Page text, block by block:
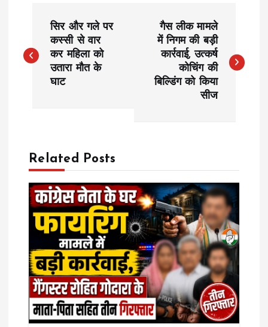
o
a
v
g
a
सिर और गले पर
कस्सी से वार
कर महिला को
उतारा मौत के
घाट
गैस लीक मामले
में निगम की बड़ी
कार्रवाई, उत्कर्ष
कोचिंग की
बिल्डिंग को किया
सीज
Related Posts